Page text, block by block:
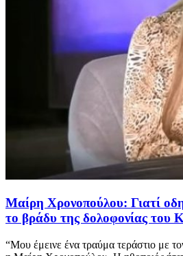
Μαίρη Χρονοπούλου: Γιατί
το βράδυ της δολοφονίας του
“Μου έμεινε ένα τραύμα τεράστιο με